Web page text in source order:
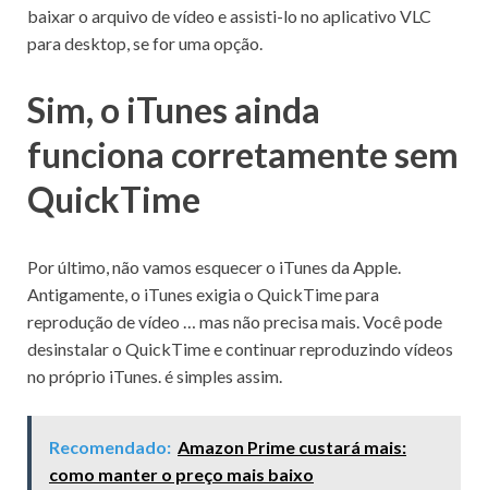
baixar o arquivo de vídeo e assisti-lo no aplicativo VLC
para desktop, se for uma opção.
Sim, o iTunes ainda
funciona corretamente sem
QuickTime
Por último, não vamos esquecer o iTunes da Apple.
Antigamente, o iTunes exigia o QuickTime para
reprodução de vídeo … mas não precisa mais.Você pode
desinstalar o QuickTime e continuar reproduzindo vídeos
no próprio iTunes.é simples assim.
Recomendado: Amazon Prime custará mais:
como manter o preço mais baixo